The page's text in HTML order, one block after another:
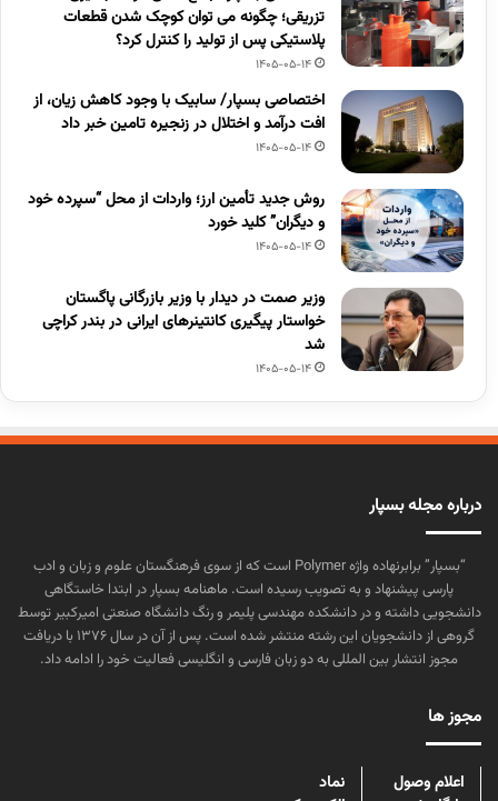
تزریقی؛ چگونه می توان کوچک شدن قطعات
پلاستیکی پس از تولید را کنترل کرد؟
1405-05-14
اختصاصی بسپار/ سابیک با وجود کاهش زیان، از
افت درآمد و اختلال در زنجیره تامین خبر داد
1405-05-14
روش جدید تأمین ارز؛ واردات از محل “سپرده خود
و دیگران” کلید خورد
1405-05-14
وزیر صمت در دیدار با وزیر بازرگانی پاگستان
خواستار پیگیری کانتینرهای ایرانی در بندر کراچی
شد
1405-05-14
درباره مجله بسپار
“بسپار” برابرنهاده واژه Polymer است که از سوی فرهنگستان علوم و زبان و ادب
پارسی پیشنهاد و به تصویب رسیده است. ماهنامه بسپار در ابتدا خاستگاهی
دانشجویی داشته و در دانشکده مهندسی پلیمر و رنگ دانشگاه صنعتی امیرکبیر توسط
گروهی از دانشجویان این رشته منتشر شده است. پس از آن در سال ۱۳۷۶ با دریافت
مجوز انتشار بین المللی به دو زبان فارسی و انگلیسی فعالیت خود را ادامه داد.
مجوز ها
اعلام وصول
نماد